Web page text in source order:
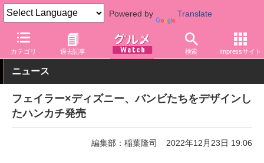
Powered by Translate
カテゴリ 過去記事 検索 Impressサイト
グルメ Watch 関連商品 グッズ
ニュース
フェイラー×ディズニー、バンビたちをデザインし
たハンカチ発売
編集部：稲葉隆司 2022年12月23日 19:06